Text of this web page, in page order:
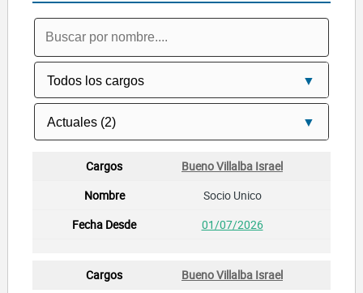
Bueno Villalba Israel
Socio Unico
01/07/2026
Bueno Villalba Israel